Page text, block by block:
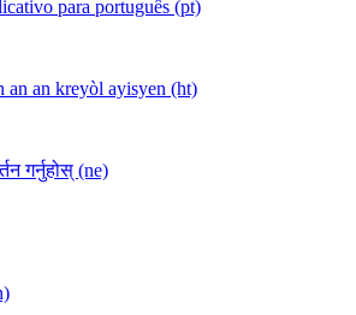
para português (pt)
an an kreyòl ayisyen (ht)
गर्नुहोस् (ne)